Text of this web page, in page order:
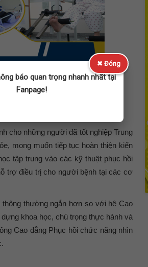
như thế nào?
năng hiện nay
cho những người đã tốt nghiệp Trung
mong muốn tiếp tục hoàn thiện kiến
tập trung vào các kỹ thuật phục hồi
trợ điều trị cho người bệnh tại các cơ
thường ngắn hơn so với hệ Cao
khoa học, chú trọng thực hành và
Cao đẳng Phục hồi chức năng nhìn
✖ Đóng
báo quan trọng nhanh nhất tại
Fanpage!